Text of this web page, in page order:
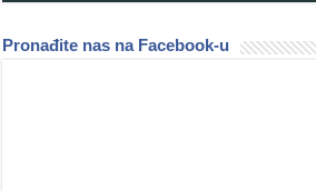
Pronađite nas na Facebook-u